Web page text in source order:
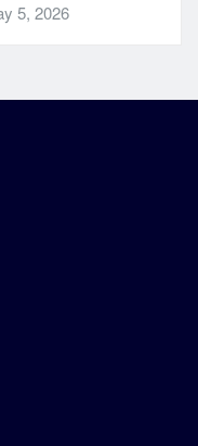
5, 2026